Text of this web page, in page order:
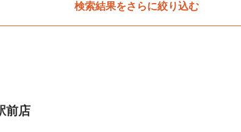
検索結果をさらに絞り込む
前店